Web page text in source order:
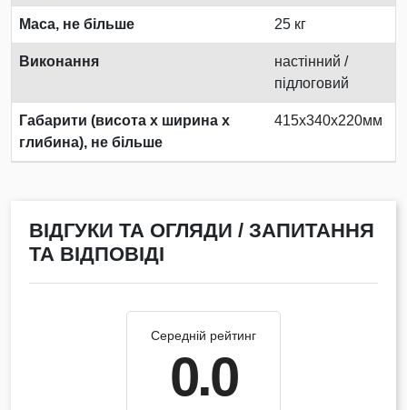
Маса, не більше 25 кг
Виконання
настінний /
підлоговий
Габарити (висота х ширина х
глибина), не більше
415x340x220мм
ВІДГУКИ ТА ОГЛЯДИ / ЗАПИТАННЯ
ТА ВІДПОВІДІ
Середній рейтинг
0.0